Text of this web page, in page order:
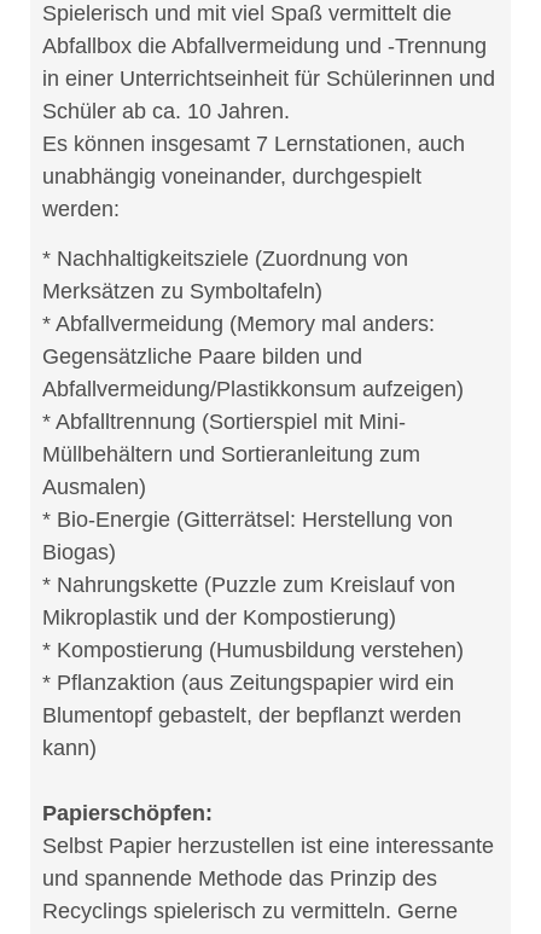
Spielerisch und mit viel Spaß vermittelt die
Abfallbox die Abfallvermeidung und -Trennung
in einer Unterrichtseinheit für Schülerinnen und
Schüler ab ca. 10 Jahren.
Es können insgesamt 7 Lernstationen, auch
unabhängig voneinander, durchgespielt
werden:
* Nachhaltigkeitsziele (Zuordnung von
Merksätzen zu Symboltafeln)
* Abfallvermeidung (Memory mal anders:
Gegensätzliche Paare bilden und
Abfallvermeidung/Plastikkonsum aufzeigen)
* Abfalltrennung (Sortierspiel mit Mini-
Müllbehältern und Sortieranleitung zum
Ausmalen)
* Bio-Energie (Gitterrätsel: Herstellung von
Biogas)
* Nahrungskette (Puzzle zum Kreislauf von
Mikroplastik und der Kompostierung)
* Kompostierung (Humusbildung verstehen)
* Pflanzaktion (aus Zeitungspapier wird ein
Blumentopf gebastelt, der bepflanzt werden
kann)
Papierschöpfen:
Selbst Papier herzustellen ist eine interessante
und spannende Methode das Prinzip des
Recyclings spielerisch zu vermitteln. Gerne